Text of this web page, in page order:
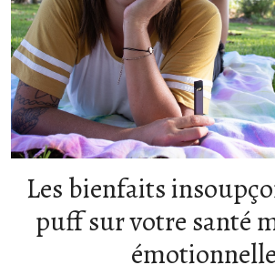
Les bienfaits
puff sur votre santé
émotionnelle